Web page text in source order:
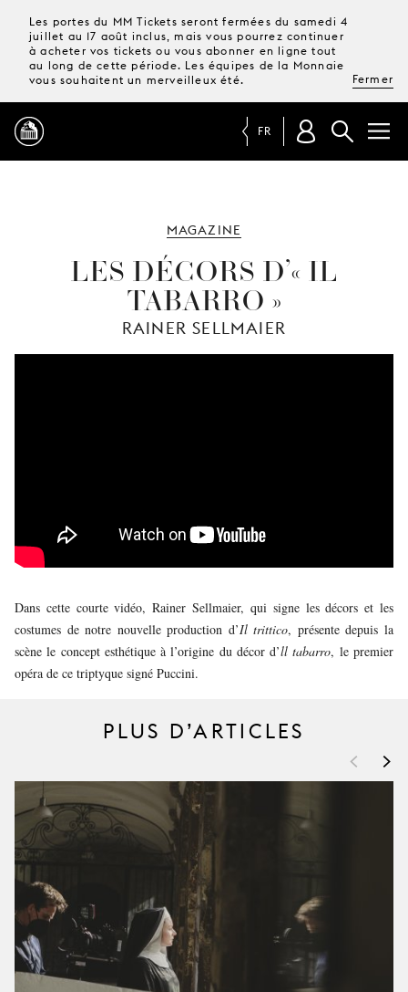
Les portes du MM Tickets seront fermées du samedi 4
juillet au 17 août inclus, mais vous pourrez continuer
à acheter vos tickets ou vous abonner en ligne tout
au long de cette période. Les équipes de la Monnaie
vous souhaitent un merveilleux été.
Fermer
TICKETS &
ABONNEMENTS
NOUS
FR
MAGAZINE
LES DÉCORS D’« IL
TABARRO »
RAINER SELLMAIER
Dans cette courte vidéo, Rainer Sellmaier, qui signe les décors et les
costumes de notre nouvelle production d’Il trittico, présente depuis la
scène le concept esthétique à l’origine du décor d’ll tabarro, le premier
opéra de ce triptyque signé Puccini.
PLUS D’ARTICLES
< >